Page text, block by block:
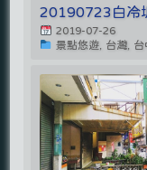
20190723白冷
2019-07-26
景點悠遊, 台灣, 台